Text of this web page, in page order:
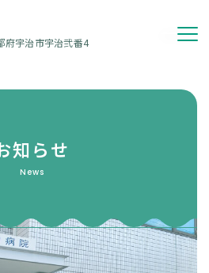
府宇治市宇治弐番4
知らせ
News